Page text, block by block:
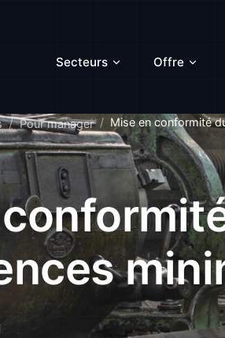
Secteurs Offre
Pour manager Mise en conformité